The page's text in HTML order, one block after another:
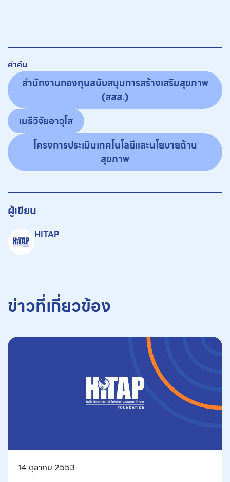
คำค้น
สำนักงานกองทุนสนับสนุนการสร้างเสริมสุขภาพ
(สสส.)
เมธีวิจัยอาวุโส
โครงการประเมินเทคโนโลยีและนโยบายด้าน
สุขภาพ
ผู้เขียน
HITAP
ข่าวที่เกี่ยวข้อง
14 ตุลาคม 2553